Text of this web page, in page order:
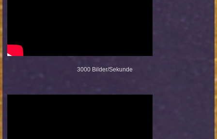
3000 Bilder/Sekunde